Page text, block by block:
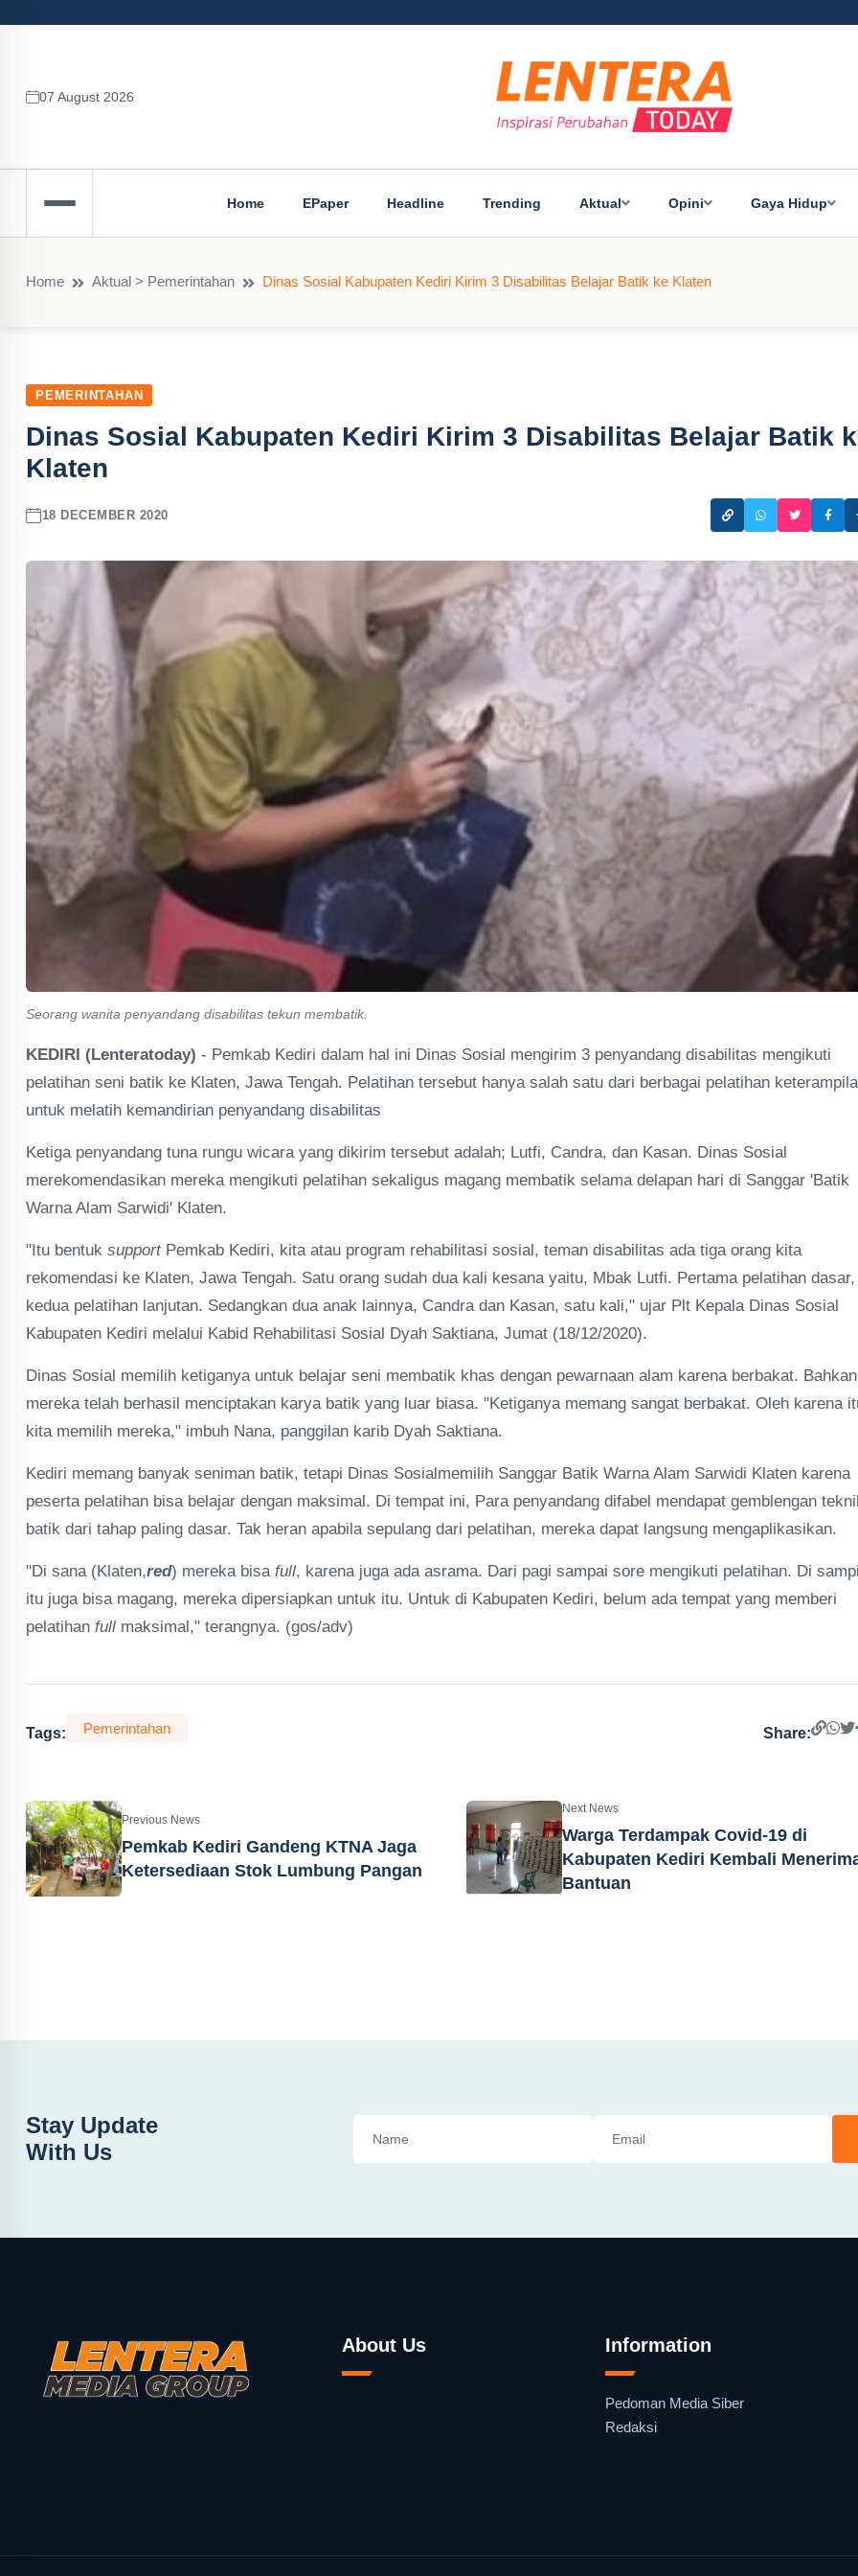
07 August 2026
Home EPaper Headline Trending Aktual Opini Gaya Hidup
Home Aktual > Pemerintahan Dinas Sosial Kabupaten Kediri Kirim 3 Disabilitas Belajar Batik ke Klaten
PEMERINTAHAN
Dinas Sosial Kabupaten Kediri Kirim 3 Disabilitas Belajar Batik
Klaten
18 DECEMBER 2020
Seorang wanita penyandang disabilitas tekun membatik.
KEDIRI (Lenteratoday) - Pemkab Kediri dalam hal ini Dinas Sosial mengirim 3 penyandang disabilitas mengikuti
pelatihan seni batik ke Klaten, Jawa Tengah. Pelatihan tersebut hanya salah satu dari berbagai pelatihan
untuk melatih kemandirian penyandang disabilitas
Ketiga penyandang tuna rungu wicara yang dikirim tersebut adalah; Lutfi, Candra, dan Kasan. Dinas Sosial
merekomendasikan mereka mengikuti pelatihan sekaligus magang membatik selama delapan hari di Sanggar 'Batik
Warna Alam Sarwidi' Klaten.
"Itu bentuk support Pemkab Kediri, kita atau program rehabilitasi sosial, teman disabilitas ada tiga orang kita
rekomendasi ke Klaten, Jawa Tengah. Satu orang sudah dua kali kesana yaitu, Mbak Lutfi. Pertama pelatihan dasar,
kedua pelatihan lanjutan. Sedangkan dua anak lainnya, Candra dan Kasan, satu kali," ujar Plt Kepala Dinas Sosial
Kabupaten Kediri melalui Kabid Rehabilitasi Sosial Dyah Saktiana, Jumat (18/12/2020).
Dinas Sosial memilih ketiganya untuk belajar seni membatik khas dengan pewarnaan alam karena berbakat.
mereka telah berhasil menciptakan karya batik yang luar biasa. "Ketiganya memang sangat berbakat. Oleh karena
kita memilih mereka," imbuh Nana, panggilan karib Dyah Saktiana.
Kediri memang banyak seniman batik, tetapi Dinas Sosialmemilih Sanggar Batik Warna Alam Sarwidi Klaten karena
peserta pelatihan bisa belajar dengan maksimal. Di tempat ini, Para penyandang difabel mendapat gemblengan
batik dari tahap paling dasar. Tak heran apabila sepulang dari pelatihan, mereka dapat langsung mengaplikasikan.
"Di sana (Klaten,red) mereka bisa full, karena juga ada asrama. Dari pagi sampai sore mengikuti pelatihan. Di
itu juga bisa magang, mereka dipersiapkan untuk itu. Untuk di Kabupaten Kediri, belum ada tempat yang memberi
pelatihan full maksimal," terangnya. (gos/adv)
Tags: Pemerintahan Share:
Previous News
Pemkab Kediri Gandeng KTNA Jaga
Ketersediaan Stok Lumbung Pangan
Next News
Warga Terdampak Covid-19 di
Kabupaten Kediri Kembali
Bantuan
Stay Update
With Us
About Us Information
Pedoman Media Siber
Redaksi